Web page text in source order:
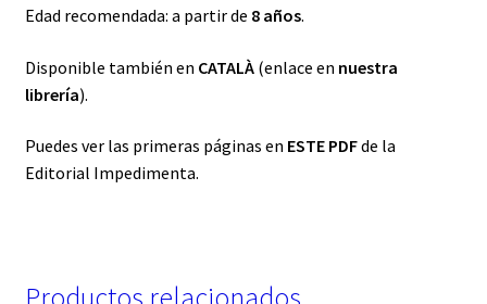
Edad recomendada: a partir de 8 años.
Disponible también en CATALÀ(enlace en nuestra
librería).
Puedes ver las primeras páginas en ESTE PDFde la
Editorial Impedimenta.